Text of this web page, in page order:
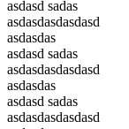
asdasd sadas
asdasdasdasdasd
asdasdas
asdasd sadas
asdasdasdasdasd
asdasdas
asdasd sadas
asdasdasdasdasd